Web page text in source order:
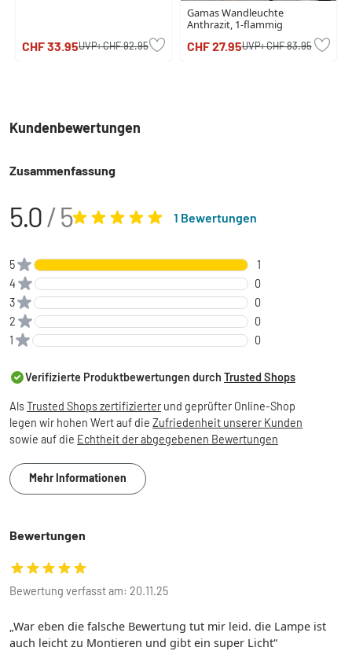
CHF 33.95UVP:CHF 92.95
Gamas Wandleuchte
Anthrazit, 1-flammig
CHF 27.95UVP:CHF 83.95
Kundenbewertungen
Zusammenfassung
5.0/ 5 1 Bewertungen
5
1
4
0
3
0
2
0
1
0
Verifizierte Produktbewertungen durch Trusted Shops
AlsTrusted Shops zertifizierter und geprüfter Online-Shop
legen wir hohen Wert auf die Zufriedenheit unserer Kunden
sowie auf die Echtheit der abgegebenen Bewertungen
Mehr Informationen
Bewertungen
Bewertung verfasst am: 20.11.25
War eben die falsche Bewertung tut mir leid. die Lampe ist
auch leicht zu Montieren und gibt ein super Licht